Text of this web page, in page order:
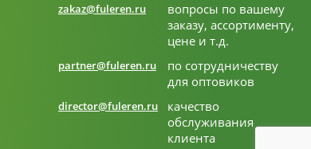
zakaz@fuleren.ru
вопросы по вашему
заказу, ассортименту,
цене и т.д.
partner@fuleren.ru
по сотрудничеству
для оптовиков
director@fuleren.ru
качество
обслуживания
клиента